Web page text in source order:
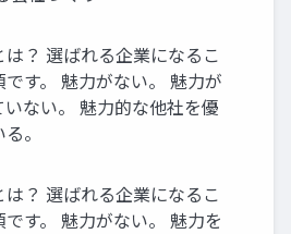
は？ 選ばれる企業になるこ
です。 魅力がない。 魅力が
いない。 魅力的な他社を優
。
は？ 選ばれる企業になるこ
です。 魅力がない。 魅力を